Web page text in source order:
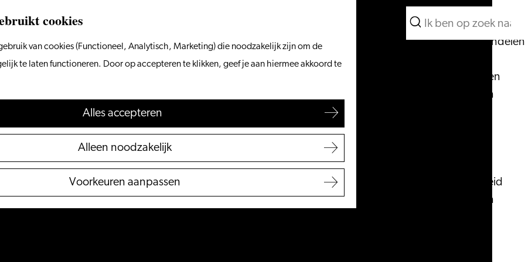
cookies
van cookies (Functioneel, Analytisch, Marketing) die noodzakelijk zijn om de
te laten functioneren. Door op accepteren te klikken, geef je aan hiermee akkoord te
Alles accepteren
Alleen noodzakelijk
Voorkeuren aanpassen
Menu
Zoeken
Wat te doen
Vanaf het water
Fietsen & wandelen
Eten & drinken
Met kinderen
Bereikbaarheid
Overnachten
Zoeken